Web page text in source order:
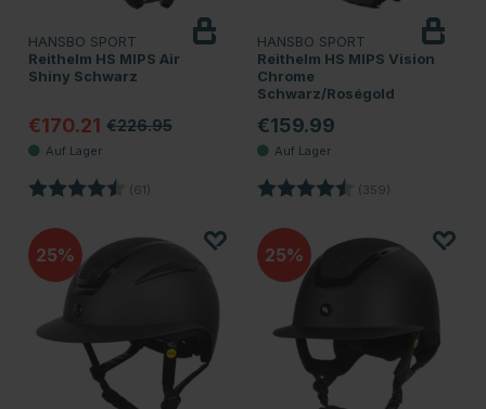
HANSBO SPORT
Reithelm HS MIPS Air
Shiny Schwarz
€170.21 €226.95
Bewertung: (61) 4.8 von 5 Sternen
HANSBO SPORT
Reithelm HS MIPS Vision
Chrome
Schwarz/Roségold
€159.99
Bewertung: (359)
25 25